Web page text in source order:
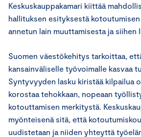
Keskuskauppakamari kiittää
hallituksen esityksestä
annetun lain muuttamisesta ja siihen
Suomen väestökehitys tarkoittaa,
kansainväliselle työvoimalle kasvaa
Syntyvyyden lasku kiristää kilpailua
korostaa tehokkaan, nopeaan
kotouttamisen merkitystä.
myönteisenä sitä, että
uudistetaan ja niiden yhteyttä